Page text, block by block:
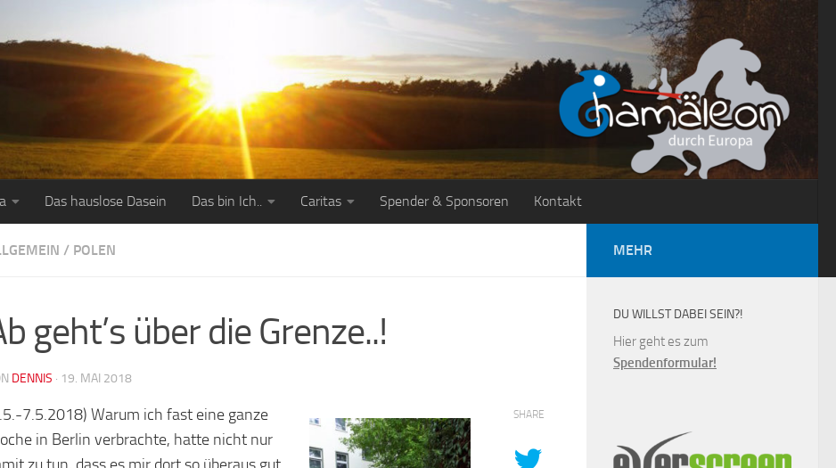
Das hauslose Dasein Das bin Ich.. Caritas Spender & Sponsoren Kontakt
/ POLEN
geht’s über die Grenze..!
DENNIS · 19. MAI 2018
7.5.2018) Warum ich fast eine ganze
in Berlin verbrachte, hatte nicht nur
SHARE
MEHR
DU WILLST DABEI SEIN?!
Hier geht es zum
Spendenformular!